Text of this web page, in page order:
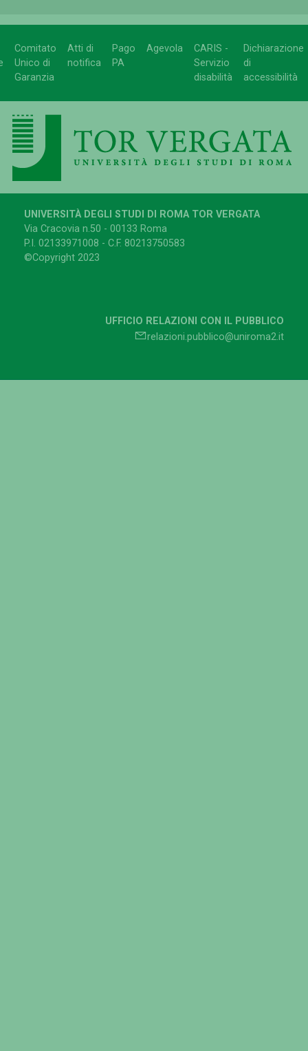
Comitato
Unico di
Garanzia
Atti di
notifica
Pago
PA
Agevola
CARIS -
Servizio
disabilità
Dichiarazione
di
accessibilità
UNIVERSITÀ DEGLI STUDI DI ROMA TOR VERGATA
Via Cracovia n.50 - 00133 Roma
P.I. 02133971008 - C.F. 80213750583
©Copyright 2023
UFFICIO RELAZIONI CON IL PUBBLICO
relazioni.pubblico@uniroma2.it